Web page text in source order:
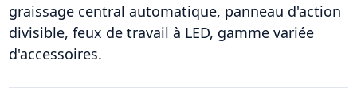
graissage central automatique, panneau d'action
divisible, feux de travail à LED, gamme variée
d'accessoires.